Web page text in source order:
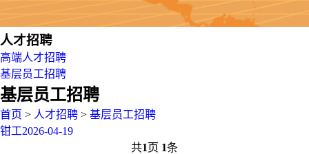
人才招聘
高端人才招聘
基层员工招聘
基层员工招聘
首页 > 人才招聘 > 基层员工招聘
钳工2026-04-19
共1页 1条